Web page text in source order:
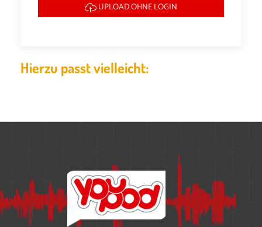
UPLOAD OHNE LOGIN
Hierzu passt vielleicht: